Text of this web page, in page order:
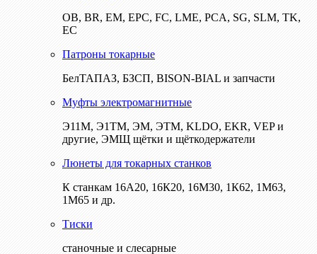
ОВ, BR, EM, EPC, FC, LME, PCA, SG, SLM, TK,
EC
Патроны токарные
БелТАПАЗ, БЗСП, BISON-BIAL и запчасти
Муфты электромагнитные
Э11М, Э1ТМ, ЭМ, ЭТМ, KLDO, EKR, VEP и
другие, ЭМЩ щётки и щёткодержатели
Люнеты для токарных станков
К станкам 16А20, 16К20, 16М30, 1К62, 1М63,
1М65 и др.
Тиски
станочные и слесарные